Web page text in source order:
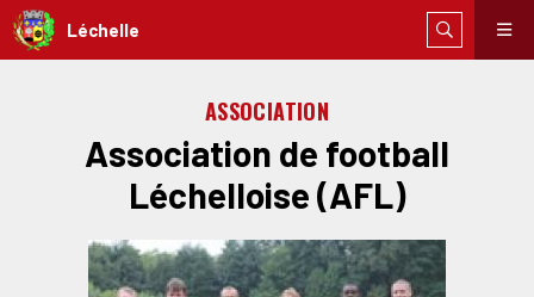
Léchelle
ASSOCIATION
Association de football
Léchelloise (AFL)